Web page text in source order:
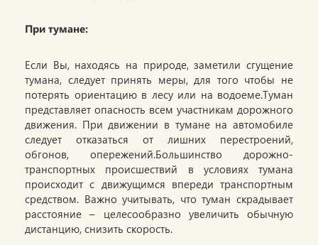
При тумане:
Если Вы, находясь на природе, заметили сгущение
тумана, следует принять меры, для того чтобы не
потерять ориентацию в лесу или на водоеме.Туман
представляет опасность всем участникам дорожного
движения. При движении в тумане на автомобиле
следует отказаться от лишних перестроений,
обгонов, опережений.Большинство дорожно-
транспортных происшествий в условиях тумана
происходит с движущимся впереди транспортным
средством. Важно учитывать, что туман скрадывает
расстояние – целесообразно увеличить обычную
дистанцию, снизить скорость.